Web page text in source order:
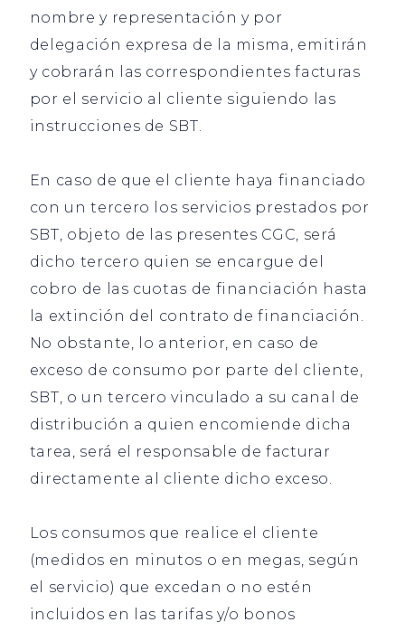
nombre y representación y por
delegación expresa de la misma, emitirán
y cobrarán las correspondientes facturas
por el servicio al cliente siguiendo las
instrucciones de SBT.
En caso de que el cliente haya financiado
con un tercero los servicios prestados por
SBT, objeto de las presentes CGC, será
dicho tercero quien se encargue del
cobro de las cuotas de financiación hasta
la extinción del contrato de financiación.
No obstante, lo anterior, en caso de
exceso de consumo por parte del cliente,
SBT, o un tercero vinculado a su canal de
distribución a quien encomiende dicha
tarea, será el responsable de facturar
directamente al cliente dicho exceso.
Los consumos que realice el cliente
(medidos en minutos o en megas, según
el servicio) que excedan o no estén
incluidos en las tarifas y/o bonos